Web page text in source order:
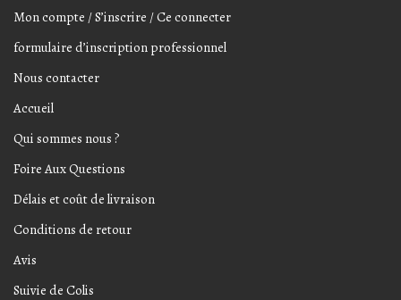
Mon compte / S’inscrire / Ce connecter
formulaire d’inscription professionnel
Nous contacter
Accueil
Qui sommes nous ?
Foire Aux Questions
Délais et coût de livraison
Conditions de retour
Avis
Suivie de Colis